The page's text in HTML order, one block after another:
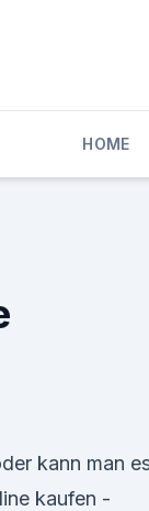
HOME
kann man
kaufen -